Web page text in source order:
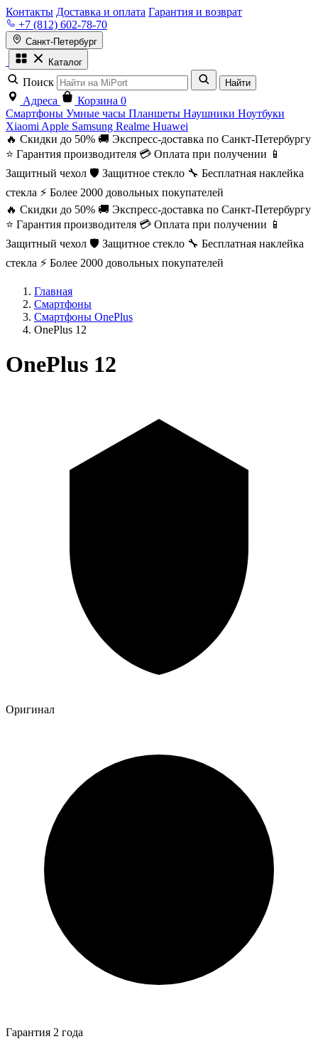
Контакты Доставка и оплата Гарантия и возврат
+7 (812) 602-78-70
Санкт-Петербург
Каталог
Поиск Найти
Адреса Корзина 0
Смартфоны Умные часы Планшеты Наушники Ноутбуки
Xiaomi Apple Samsung Realme Huawei
🔥 Скидки до 50% 🚚 Экспресс-доставка по Санкт-Петербургу
⭐ Гарантия производителя 💳 Оплата при получении 📱
Защитный чехол 🛡️ Защитное стекло 🔧 Бесплатная наклейка
стекла ⚡ Более 2000 довольных покупателей
🔥 Скидки до 50% 🚚 Экспресс-доставка по Санкт-Петербургу
⭐ Гарантия производителя 💳 Оплата при получении 📱
Защитный чехол 🛡️ Защитное стекло 🔧 Бесплатная наклейка
стекла ⚡ Более 2000 довольных покупателей
Главная
Смартфоны
Смартфоны OnePlus
OnePlus 12
OnePlus 12
Оригинал
Гарантия 2 года